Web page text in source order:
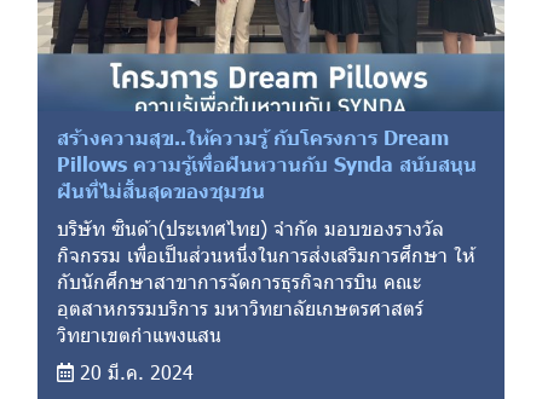
สร้างความสุข..ให้ความรู้ กับโครงการ Dream
Pillows ความรู้เพื่อฝันหวานกับ Synda สนับสนุน
ฝันที่ไม่สิ้นสุดของชุมชน
บริษัท ซินด้า(ประเทศไทย) จำกัด มอบของรางวัล
กิจกรรม เพื่อเป็นส่วนหนึ่งในการส่งเสริมการศึกษา ให้
กับนักศึกษาสาขาการจัดการธุรกิจการบิน คณะ
อุตสาหกรรมบริการ มหาวิทยาลัยเกษตรศาสตร์
วิทยาเขตกำแพงแสน
20 มี.ค. 2024